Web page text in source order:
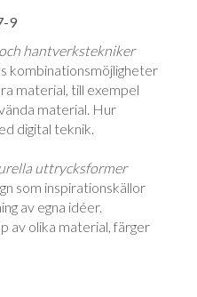
9
hantverkstekniker
kombinationsmöjligheter
material, till exempel
material. Hur
digital teknik.
uttrycksformer
som inspirationskällor
av egna idéer.
av olika material, färger